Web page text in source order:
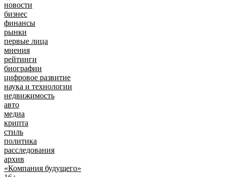
новости
бизнес
финансы
рынки
первые лица
мнения
рейтинги
биографии
цифровое развитие
наука и технологии
недвижимость
авто
медиа
крипта
стиль
политика
расследования
архив
«Компания будущего»